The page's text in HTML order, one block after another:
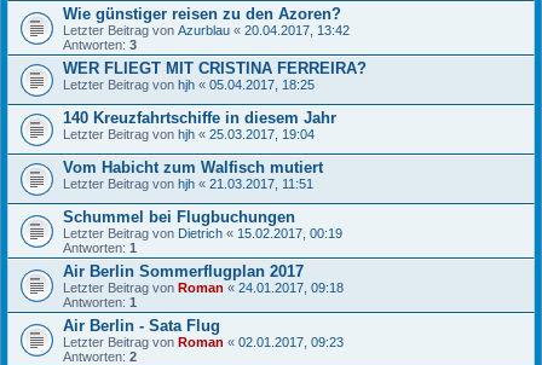
Wie günstiger reisen zu den Azoren?
Letzter Beitrag von Azurblau « 20.04.2017, 13:42
Antworten: 3
WER FLIEGT MIT CRISTINA FERREIRA?
Letzter Beitrag von hjh « 05.04.2017, 18:25
140 Kreuzfahrtschiffe in diesem Jahr
Letzter Beitrag von hjh « 25.03.2017, 19:04
Vom Habicht zum Walfisch mutiert
Letzter Beitrag von hjh « 21.03.2017, 11:51
Schummel bei Flugbuchungen
Letzter Beitrag von Dietrich « 15.02.2017, 00:19
Antworten: 1
Air Berlin Sommerflugplan 2017
Letzter Beitrag von Roman « 24.01.2017, 09:18
Antworten: 1
Air Berlin - Sata Flug
Letzter Beitrag von Roman « 02.01.2017, 09:23
Antworten: 2